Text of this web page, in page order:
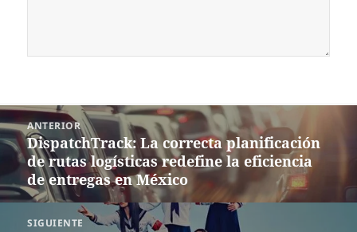
Navegación
de
entradas
ANTERIOR
Entrada
anterior:
DispatchTrack: La correcta planificación
de rutas logísticas redefine la eficiencia
de entregas en México
SIGUIENTE